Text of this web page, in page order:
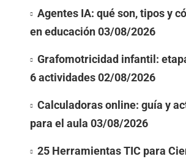
Agentes IA: qué son, tipos y
en educación03/08/2026
Grafomotricidad infantil:
6 actividades02/08/2026
Calculadoras online: guía y
para el aula 03/08/2026
25 Herramientas TIC para